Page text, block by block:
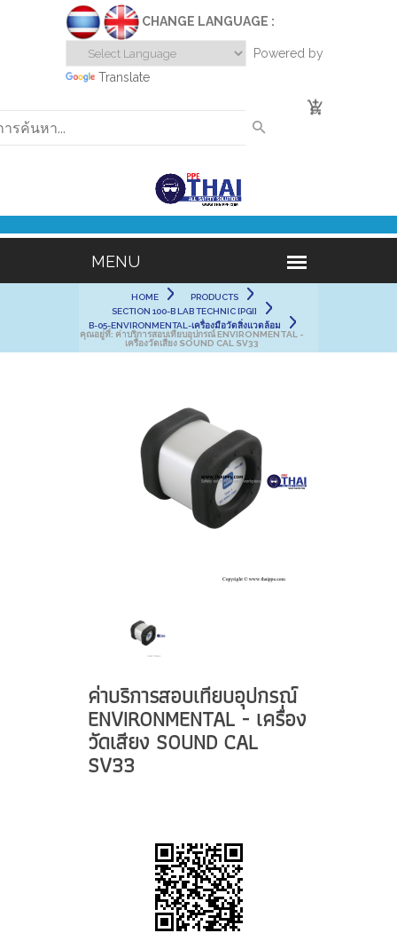
CHANGE LANGUAGE :
Powered by
Translate
0
HOME
PRODUCTS
SECTION 100-B LAB TECHNIC [PGI]
B-05-ENVIRONMENTAL-เครื่องมือวัดสิ่งแวดล้อม
คุณอยู่ที่: ค่าบริการสอบเทียบอุปกรณ์ ENVIRONMENTAL -
เครื่องวัดเสียง SOUND CAL SV33
ค่าบริการสอบเทียบอุปกรณ์
ENVIRONMENTAL - เครื่อง
วัดเสียง SOUND CAL
SV33